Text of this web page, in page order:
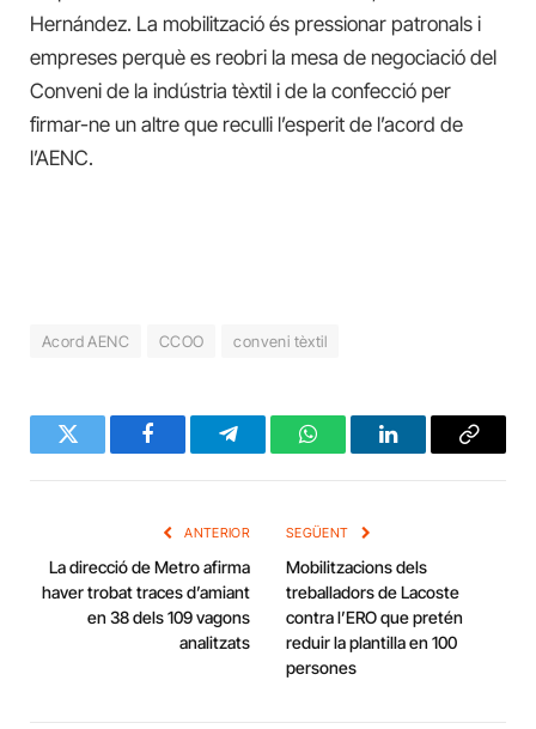
Hernández. La mobilització és pressionar patronals i
empreses perquè es reobri la mesa de negociació del
Conveni de la indústria tèxtil i de la confecció per
firmar-ne un altre que reculli l’esperit de l’acord de
l’AENC.
Acord AENC CCOO conveni tèxtil
Twitter FacebookTelegramWhatsAppLinkedInCopy
ANTERIOR
La direcció de Metro afirma
haver trobat traces d’amiant
en 38 dels 109 vagons
analitzats
SEGÜENT
Mobilitzacions dels
treballadors de Lacoste
contra l’ERO que pretén
reduir la plantilla en 100
persones